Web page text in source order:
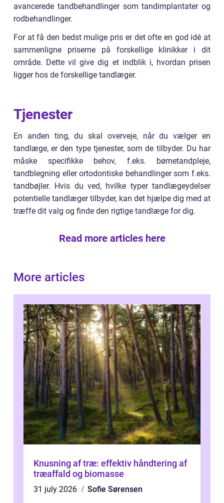
avancerede tandbehandlinger som tandimplantater og
rodbehandlinger.
For at få den bedst mulige pris er det ofte en god idé at
sammenligne priserne på forskellige klinikker i dit
område. Dette vil give dig et indblik i, hvordan prisen
ligger hos de forskellige tandlæger.
Tjenester
En anden ting, du skal overveje, når du vælger en
tandlæge, er den type tjenester, som de tilbyder. Du har
måske specifikke behov, f.eks. børnetandpleje,
tandblegning eller ortodontiske behandlinger som f.eks.
tandbøjler. Hvis du ved, hvilke typer tandlægeydelser
potentielle tandlæger tilbyder, kan det hjælpe dig med at
træffe dit valg og finde den rigtige tandlæge for dig.
Read more articles here
More articles
Knusning af træ: effektiv håndtering af
træaffald og biomasse
31 july 2026
Sofie Sørensen